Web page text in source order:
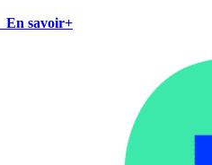
En savoir+